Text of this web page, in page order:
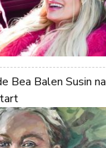
Bea Balen Susin na